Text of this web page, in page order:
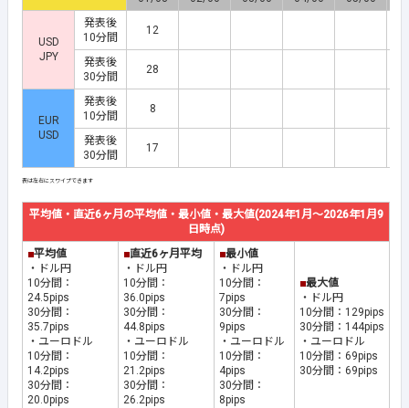
USD
JPY
発表後
10分間
12
発表後
30分間
28
EUR
USD
発表後
10分間
8
発表後
30分間
17
平均値・直近6ヶ月の平均値・最小値・最大値(2024年1月～2026年1月9
日時点)
■平均値
・ドル円
10分間：
24.5pips
30分間：
35.7pips
・ユーロドル
10分間：
14.2pips
30分間：
20.0pips
■直近6ヶ月平均
・ドル円
10分間：
36.0pips
30分間：
44.8pips
・ユーロドル
10分間：
21.2pips
30分間：
26.2pips
■最小値
・ドル円
10分間：
7pips
30分間：
9pips
・ユーロドル
10分間：
4pips
30分間：
8pips
■最大値
・ドル円
10分間：129pips
30分間：144pips
・ユーロドル
10分間：69pips
30分間：69pips